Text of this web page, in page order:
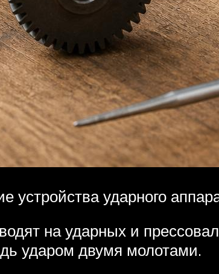
устройства ударного
на ударных и
ударом двумя молотами.